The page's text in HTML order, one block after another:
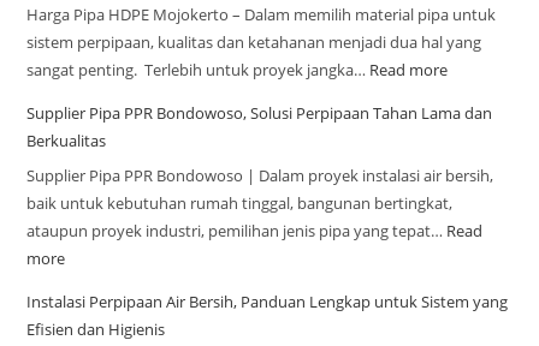
Harga Pipa HDPE Mojokerto – Dalam memilih material pipa untuk
sistem perpipaan, kualitas dan ketahanan menjadi dua hal yang
sangat penting. Terlebih untuk proyek jangka… Read more
Supplier Pipa PPR Bondowoso, Solusi Perpipaan Tahan Lama dan
Berkualitas
Supplier Pipa PPR Bondowoso | Dalam proyek instalasi air bersih,
baik untuk kebutuhan rumah tinggal, bangunan bertingkat,
ataupun proyek industri, pemilihan jenis pipa yang tepat… Read
more
Instalasi Perpipaan Air Bersih, Panduan Lengkap untuk Sistem yang
Efisien dan Higienis